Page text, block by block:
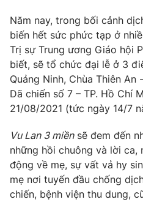
Giải sao mai
Làm đẹp
Chất lượng cuộc sống
Tuyển sinh
Học trực tuyến
Công nghệ
Hitech Công nghệ tương lai
Sản phẩm
Thị trường
Tư vấn
Giao lưu trực tuyến
Lịch phát sóng
Chuyên mục khác
Emagazine
Năm nay, trong bối cảnh
biến hết sức phức tạp ở
Trị sự Trung ương Giáo hội
biết, sẽ tổ chức đại lễ ở 3
Quảng Ninh, Chùa Thiên
Dã chiến số 7 – TP. Hồ Chí
21/08/2021 (tức ngày 14/7
Vu Lan 3 miềnsẽ đem đến
những hồi chuông và lời ca,
động về mẹ, sự vất vả hy
mẹ nơi tuyến đầu chống
chiến, bệnh viện thu dung,